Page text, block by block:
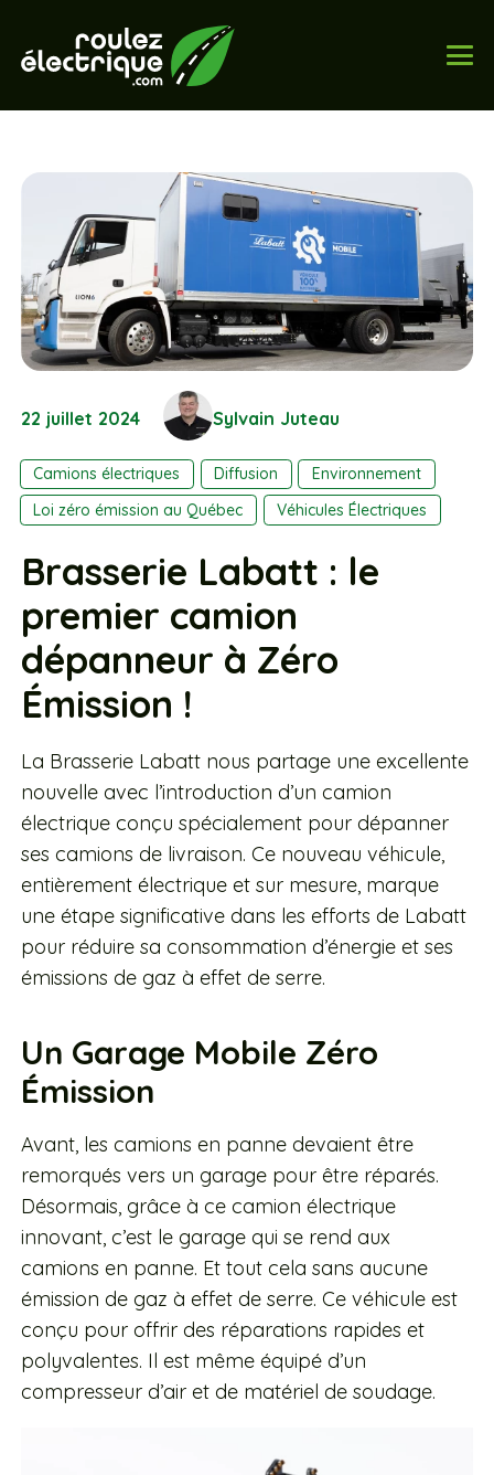
22 juillet 2024 Sylvain Juteau
Camions électriques Diffusion
Environnement
Loi zéro émission au Québec
Véhicules Électriques
Brasserie Labatt : le
premier camion
dépanneur à Zéro
Émission !
La Brasserie Labatt nous partage une excellente
nouvelle avec l’introduction d’un camion
électrique conçu spécialement pour dépanner
ses camions de livraison. Ce nouveau véhicule,
entièrement électrique et sur mesure, marque
une étape significative dans les efforts de Labatt
pour réduire sa consommation d’énergie et ses
émissions de gaz à effet de serre.
Un Garage Mobile Zéro
Émission
Avant, les camions en panne devaient être
remorqués vers un garage pour être réparés.
Désormais, grâce à ce camion électrique
innovant, c’est le garage qui se rend aux
camions en panne. Et tout cela sans aucune
émission de gaz à effet de serre. Ce véhicule est
conçu pour offrir des réparations rapides et
polyvalentes. Il est même équipé d’un
compresseur d’air et de matériel de soudage.